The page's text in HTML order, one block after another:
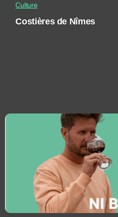
Culture
Costières de Nîmes